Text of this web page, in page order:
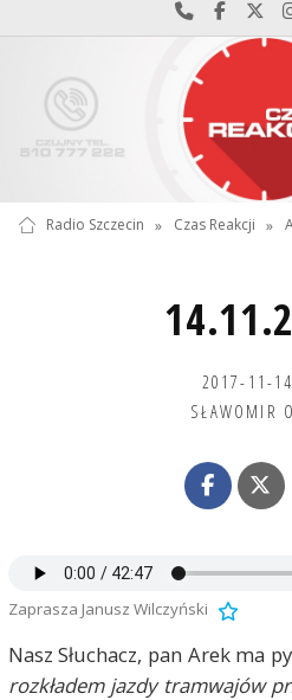
Najlepiej
Radio Szczecin » Czas Reakcji »
2017-11-14
SŁAWOMIR
Zaprasza Janusz Wilczyński
Nasz Słuchacz, pan Arek ma
rozkładem jazdy tramwajów